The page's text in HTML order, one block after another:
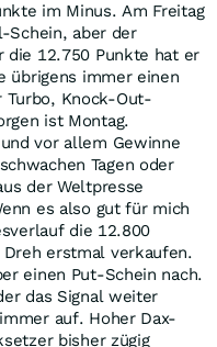
im Minus. Am Freitag
Schein, aber der
die 12.750 Punkte hat er
übrigens immer einen
Turbo, Knock-Out-
ist Montag.
vor allem Gewinne
Tagen oder
der Weltpresse
es also gut für mich
die 12.800
erstmal verkaufen.
einen Put-Schein nach.
das Signal weiter
auf. Hoher Dax-
bisher zügig